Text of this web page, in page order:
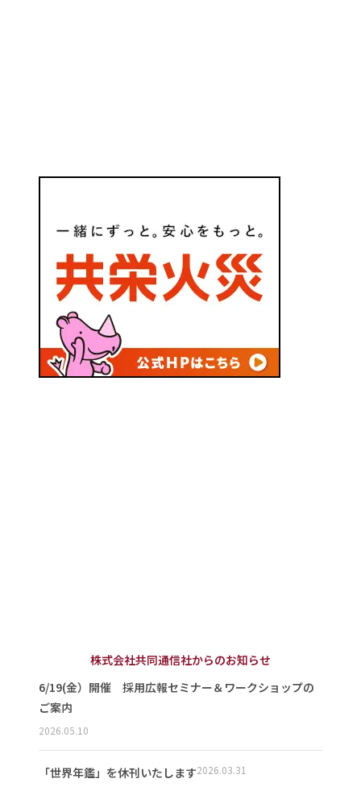
株式会社共同通信社からのお知らせ
6/19(金）開催 採用広報セミナー＆ワークショップの
ご案内
2026.05.10
「世界年鑑」を休刊いたします2026.03.31